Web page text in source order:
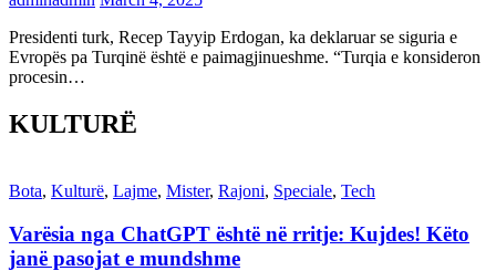
Presidenti turk, Recep Tayyip Erdogan, ka deklaruar se siguria e
Evropës pa Turqinë është e paimagjinueshme. “Turqia e konsideron
procesin…
KULTURË
Bota, Kulturë, Lajme, Mister, Rajoni, Speciale, Tech
Varësia nga ChatGPT është në rritje: Kujdes! Këto
janë pasojat e mundshme